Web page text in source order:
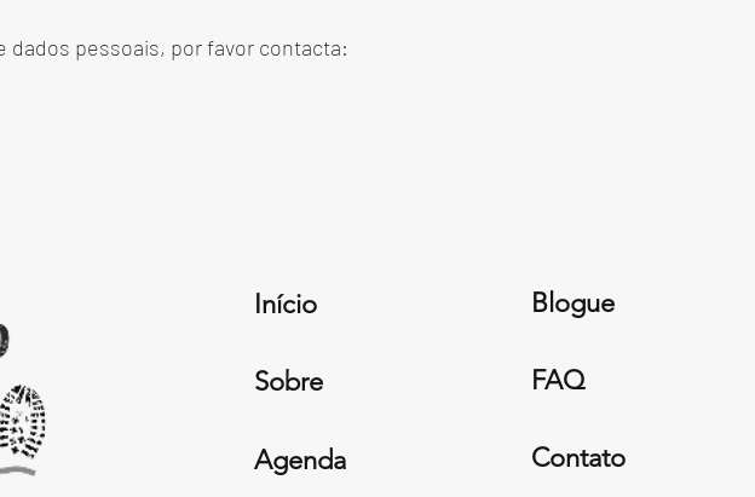
dados pessoais, por favor contacta:
Início
Sobre
Agenda
Blogue
FAQ
Contato